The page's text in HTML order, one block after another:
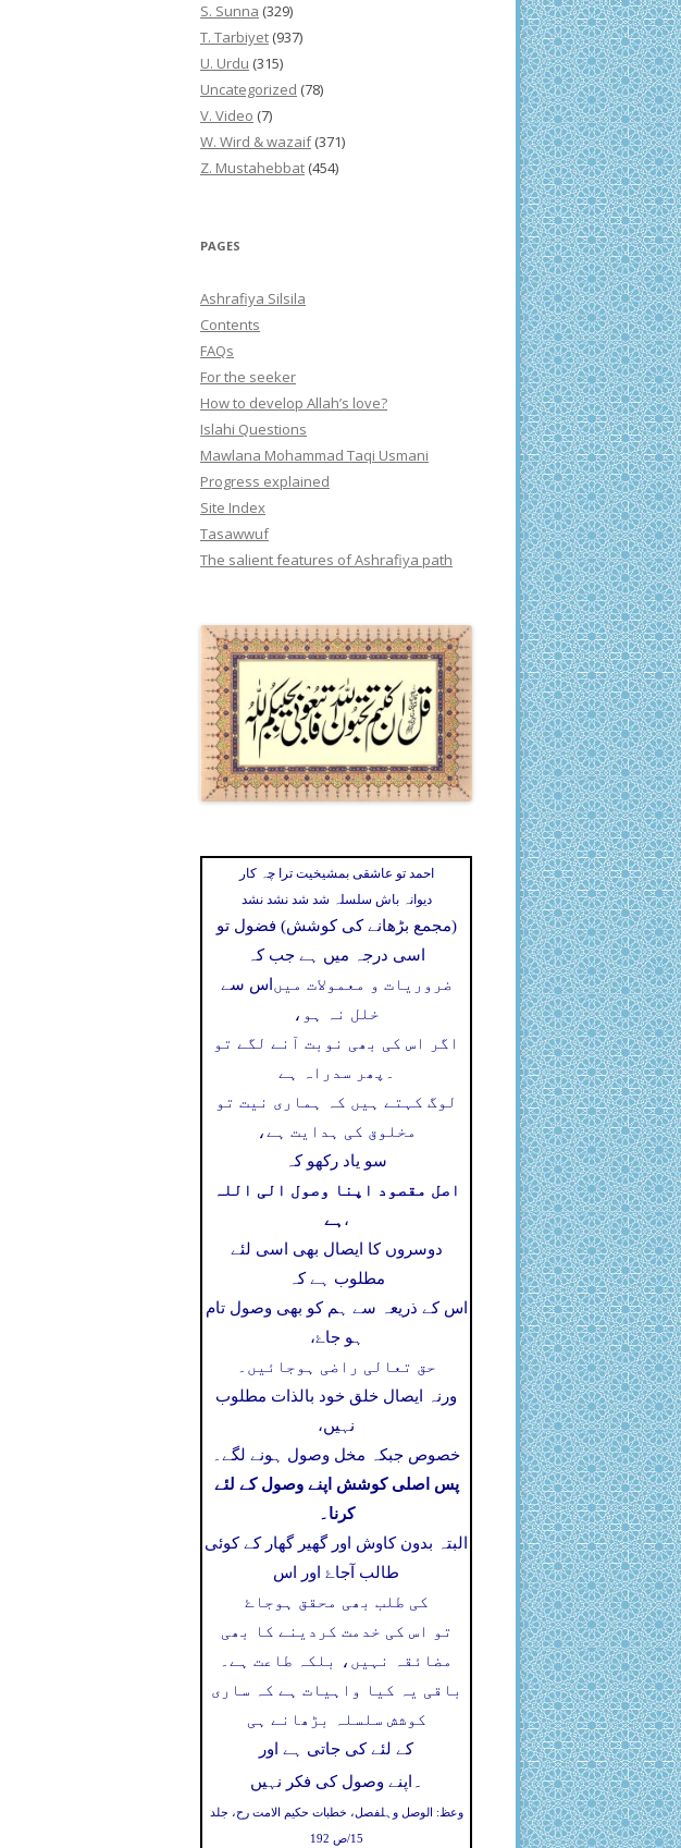
S. Sunna (329)
T. Tarbiyet (937)
U. Urdu (315)
Uncategorized (78)
V. Video (7)
W. Wird & wazaif(371)
Z. Mustahebbat (454)
PAGES
Ashrafiya Silsila
Contents
FAQs
For the seeker
How to develop Allah’s love?
Islahi Questions
Mawlana Mohammad Taqi Usmani
Progress explained
Site Index
Tasawwuf
The salient features of Ashrafiya path
احمد تو عاشقی بمشیخیت ترا چہ کار
دیوانہ باش سلسلہ شد شد نشد نشد
(مجمع بڑھانے کی کوشش) فضول تو
اسی درجہ میں ہے جب کہ
اس سے ضروریات و معمولات میں
خلل نہ ہو،
اگر اس کی بھی نوبت آنے لگے تو
پھر سدراہ ہے ۔
لوگ کہتے ہیں کہ ہماری نیت تو
مخلوق کی ہدایت ہے،
سو یاد رکھو کہ
اصل مقصود اپنا وصول الی اللہ
ہے ،
دوسروں کا ایصال بھی اسی لئے
مطلوب ہے کہ
اس کے ذریعہ سے ہم کو بھی وصول تام
ہو جاۓ،
حق تعالی راضی ہوجائیں۔
ورنہ ایصال خلق خود بالذات مطلوب
نہیں،
خصوص جبکہ مخل وصول ہونے لگے۔
پس اصلی کوشش اپنے وصول کے لئے
کرنا۔
البتہ بدون کاوش اور گھیر گھار کے کوئی
طالب آجاۓ اور اس
کی طلب بھی محقق ہوجاۓ
تو اس کی خدمت کردینے کا بھی
مضائقہ نہیں، بلکہ طاعت ہے۔
باقی یہ کیا واہیات ہے کہ ساری
کوشش سلسلہ بڑھانے ہی
کے لئے کی جاتی ہے اور
اپنے وصول کی فکر نہیں ۔
وعظ: الوصل وہلفصل، خطبات حکیم الامت رح، جلد
15/ص 192